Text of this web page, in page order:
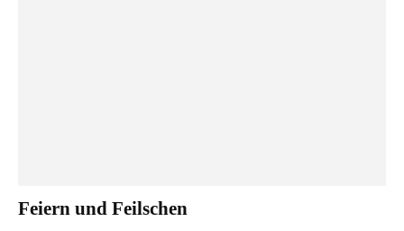
Feiern und Feilschen